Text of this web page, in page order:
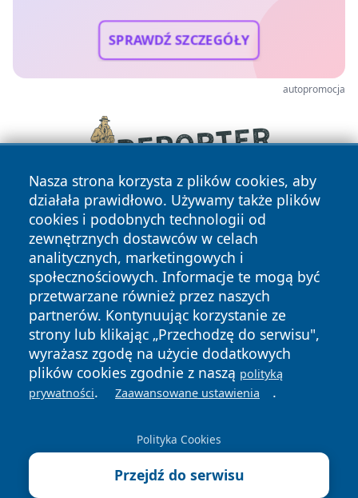
SPRAWDŹ SZCZEGÓŁY
autopromocja
Nasza strona korzysta z plików cookies, aby
działała prawidłowo. Używamy także plików
cookies i podobnych technologii od
zewnętrznych dostawców w celach
analitycznych, marketingowych i
społecznościowych. Informacje te mogą być
przetwarzane również przez naszych
partnerów. Kontynuując korzystanie ze
strony lub klikając „Przechodzę do serwisu",
wyrażasz zgodę na użycie dodatkowych
plików cookies zgodnie z naszą polityką
prywatności. Zaawansowane ustawienia .
Polityka Cookies
Przejdź do serwisu
Copyright © 2026 wejherowski24.pl Wszystkie prawa
zastrzeżone.
News Autorzy
Polityka
Polityka